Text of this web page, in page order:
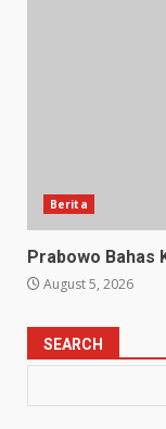
Berita
Prabowo Bahas
August 5, 2026
SEARCH